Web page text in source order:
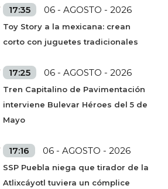
17:35 06 - AGOSTO - 2026
Toy Story a la mexicana: crean
corto con juguetes tradicionales
17:25 06 - AGOSTO - 2026
Tren Capitalino de Pavimentación
interviene Bulevar Héroes del 5 de
Mayo
17:16 06 - AGOSTO - 2026
SSP Puebla niega que tirador de la
Atlixcáyotl tuviera un cómplice